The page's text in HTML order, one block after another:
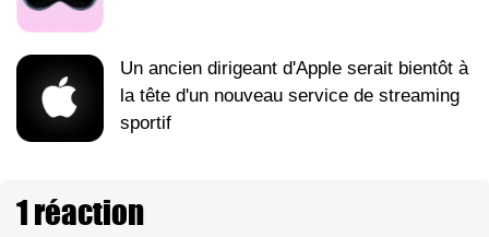
Un ancien dirigeant d'Apple serait bientôt à
la tête d'un nouveau service de streaming
sportif
1 réaction